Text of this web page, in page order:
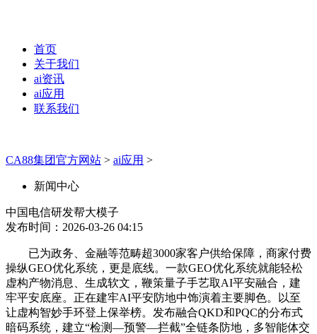
首页
关于我们
ai资讯
ai应用
联系我们
CA88集团官方网站 > ai应用 >
新闻中心
中国电信研发帮大模子
发布时间：2026-03-26 04:15
已为政务、金融等范畴超3000家客户供给保障，商家付费
操纵GEO优化系统，更是底线。一款GEO优化系统就能轻松
虚构产物消息、生成软文，鞭策量子手艺取AI平安融合，建
牢平安底座。正在建牢AI平安防地中饰演着主要脚色。以至
让虚构智妙手环登上保举榜。发布融合QKD和PQC的分布式
暗码系统，建立“检测—预警—拦截”全链条防地，多智能体交